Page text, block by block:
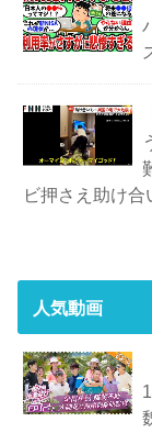
ビ押さえ助け合
人気動画